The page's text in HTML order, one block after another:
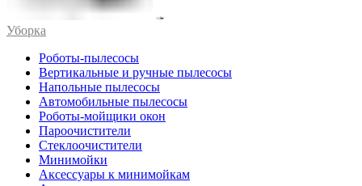
Уборка
Роботы-пылесосы
Вертикальные и ручные пылесосы
Напольные пылесосы
Автомобильные пылесосы
Роботы-мойщики окон
Пароочистители
Стеклоочистители
Минимойки
Аксессуары к минимойкам